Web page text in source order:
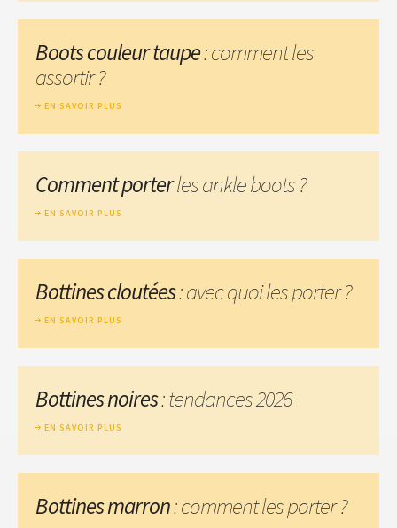
Boots couleur taupe: comment les
assortir ?
EN SAVOIR PLUS
Comment porterles ankle boots ?
EN SAVOIR PLUS
Bottines cloutées: avec quoi les porter ?
EN SAVOIR PLUS
Bottines noires: tendances 2026
EN SAVOIR PLUS
Bottines marron: comment les porter ?